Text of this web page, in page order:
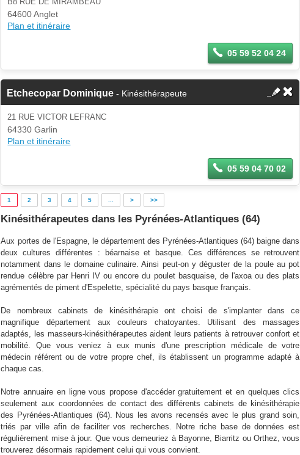
64600 Anglet
Plan et itinéraire
05 59 52 04 24
Etchecopar Dominique - Kinésithérapeute
21 RUE VICTOR LEFRANC
64330 Garlin
Plan et itinéraire
05 59 04 70 02
1 2 3 4 5 > >>
Kinésithérapeutes dans les Pyrénées-Atlantiques (64)
Aux portes de l'Espagne, le département des Pyrénées-Atlantiques (64) baigne dans
deux cultures différentes : béarnaise et basque. Ces différences se retrouvent
notamment dans le domaine culinaire. Ainsi peut-on y déguster de la poule au pot
rendue célèbre par Henri IV ou encore du poulet basquaise, de l'axoa ou des plats
agrémentés de piment d'Espelette, spécialité du pays basque français.
De nombreux cabinets de kinésithérapie ont choisi de s'implanter dans ce
magnifique département aux couleurs chatoyantes. Utilisant des massages
adaptés, les masseurs-kinésithérapeutes aident leurs patients à retrouver confort et
mobilité. Que vous veniez à eux munis d'une prescription médicale de votre
médecin référent ou de votre propre chef, ils établissent un programme adapté à
chaque cas.
Notre annuaire en ligne vous propose d'accéder gratuitement et en quelques clics
seulement aux coordonnées de contact des différents cabinets de kinésithérapie
des Pyrénées-Atlantiques (64). Nous les avons recensés avec le plus grand soin,
triés par ville afin de faciliter vos recherches. Notre riche base de données est
régulièrement mise à jour. Que vous demeuriez à Bayonne, Biarritz ou Orthez, vous
trouverez désormais rapidement celui qui vous convient.